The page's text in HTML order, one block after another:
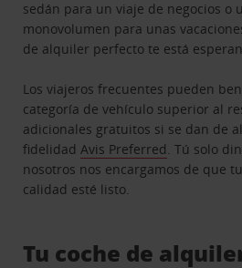
sedán para un viaje de negocios o
monovolumen para unas
de alquiler perfecto te está
Los viajeros frecuentes pueden
categoría de vehículo superior al
adicionales gratuitos si se dan de
fidelidadAvis Preferred. Tú solo
nosotros nos encargamos de que
calidad esté listo.
Tu coche de